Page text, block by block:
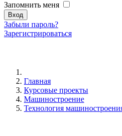
Запомнить меня
Забыли пароль?
Зарегистрироваться
Главная
Курсовые проекты
Машиностроение
Технология